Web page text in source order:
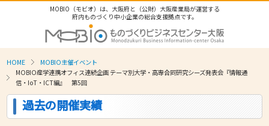
MOBIO（モビオ）は、大阪府と（公財）大阪産業局が運営する
府内ものづくり中小企業の総合支援拠点です。
HOME
MOBIO主催イベント
MOBIO産学連携オフィス連続企画 テーマ別大学・高専合同研究シーズ発表会『情報通
信・IoT・ICT編』 第5回
過去の開催実績